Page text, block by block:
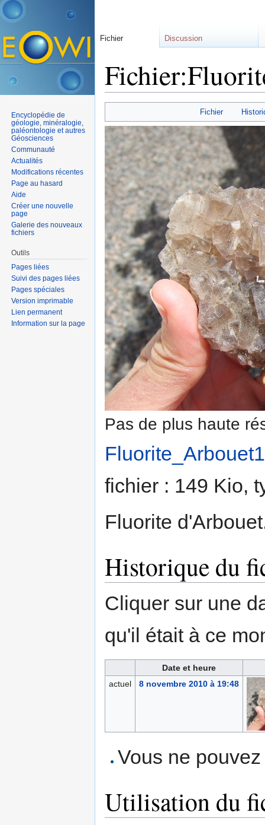
Fichier
Pas de plus haute
fichier : 149 Kio,
Fluorite
Historique du
Cliquer sur une
qu'il était à ce
Date et heure
actuel
8 novembre 2010 à 19:48
Vous ne
Utilisation du
Fichier Discussion
Encyclopédie de
géologie, minéralogie,
paléontologie et autres
Géosciences
Communauté
Actualités
Modifications récentes
Page au hasard
Aide
Créer une nouvelle
page
Galerie des nouveaux
fichiers
Outils
Pages liées
Suivi des pages liées
Pages spéciales
Version imprimable
Lien permanent
Information sur la page